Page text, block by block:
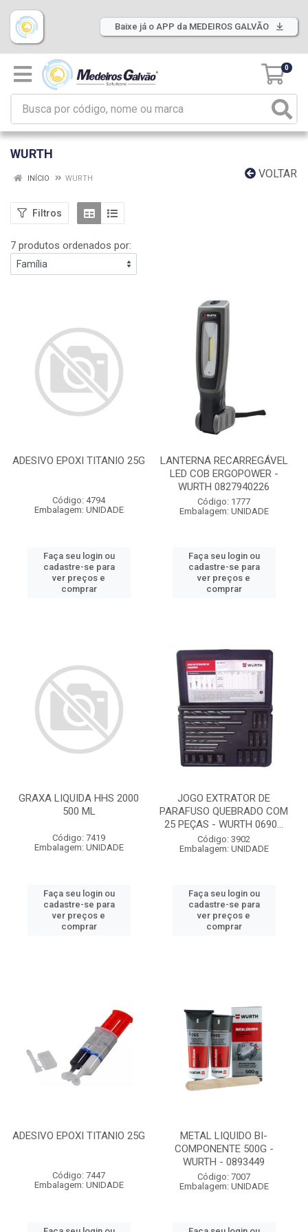
Baixe já o APP da MEDEIROS GALVÃO
0
WURTH
VOLTAR
INÍCIO WURTH
Filtros
7 produtos ordenados por:
ADESIVO EPOXI TITANIO 25G
Código: 4794
Embalagem: UNIDADE
Faça seu login ou
cadastre-se para
ver preços e
comprar
LANTERNA RECARREGÁVEL
LED COB ERGOPOWER -
WURTH 0827940226
Código: 1777
Embalagem: UNIDADE
Faça seu login ou
cadastre-se para
ver preços e
comprar
GRAXA LIQUIDA HHS 2000
500 ML
Código: 7419
Embalagem: UNIDADE
Faça seu login ou
cadastre-se para
ver preços e
comprar
JOGO EXTRATOR DE
PARAFUSO QUEBRADO COM
25 PEÇAS - WURTH 0690...
Código: 3902
Embalagem: UNIDADE
Faça seu login ou
cadastre-se para
ver preços e
comprar
ADESIVO EPOXI TITANIO 25G
Código: 7447
Embalagem: UNIDADE
METAL LIQUIDO BI-
COMPONENTE 500G -
WURTH - 0893449
Código: 7007
Embalagem: UNIDADE